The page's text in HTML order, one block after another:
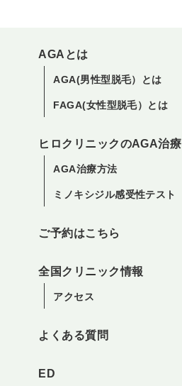
AGAとは
AGA(男性型脱毛）とは
FAGA(女性型脱毛）とは
ヒロクリニックのAGA治療
AGA治療方法
ミノキシジル感受性テスト
ご予約はこちら
全国クリニック情報
アクセス
よくある質問
ED